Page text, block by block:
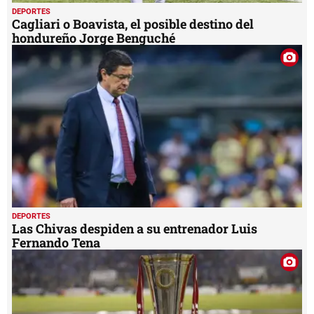
DEPORTES
Cagliari o Boavista, el posible destino del
hondureño Jorge Benguché
DEPORTES
Las Chivas despiden a su entrenador Luis
Fernando Tena